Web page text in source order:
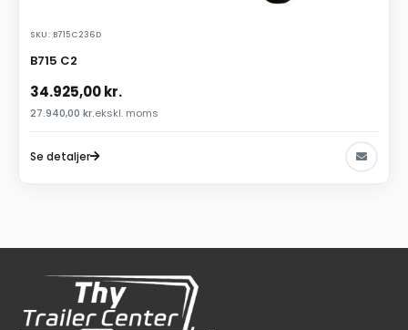
SKU: B715C236D
B715 C2
34.925,00kr.
27.940,00 kr.ekskl. moms
Se detaljer